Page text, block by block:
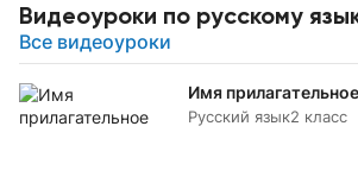
Видеоуроки по русскому
Все видеоуроки
Имя прилагательное
Русский язык2 класс